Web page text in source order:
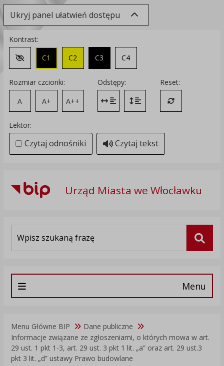
Ukryj panel ułatwień dostępu
Kontrast:
Zmień kontrast na domyślny
C1 C2 C3 C4
Rozmiar czcionki:
A
A+ A++
Odstępy:
Zmień odstęp między literami
Zmień interlinię i margines
Reset:
Przywróć
Lektor:
Czytaj odnośniki Czytaj tekst
Urząd Miasta we Włocławku
Menu
Menu Główne BIP
Dane publiczne
Informacje związane ze zgłoszeniami, o których mowa w art.
29 ust. 1 pkt 1-3, art. 29 ust. 3 pkt 1 lit. „a” oraz art. 29 ust.3
pkt 3 lit. „d” ustawy Prawo budowlane